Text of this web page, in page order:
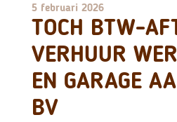
5 februari 2026
TOCH BTW-
VERHUUR
EN GARAGE
BV